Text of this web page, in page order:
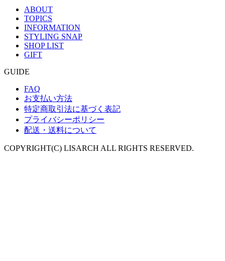
ABOUT
TOPICS
INFORMATION
STYLING SNAP
SHOP LIST
GIFT
GUIDE
FAQ
お支払い方法
特定商取引法に基づく表記
プライバシーポリシー
配送・送料について
COPYRIGHT(C) LISARCH ALL RIGHTS RESERVED.